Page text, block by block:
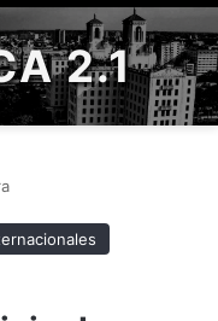
2.1